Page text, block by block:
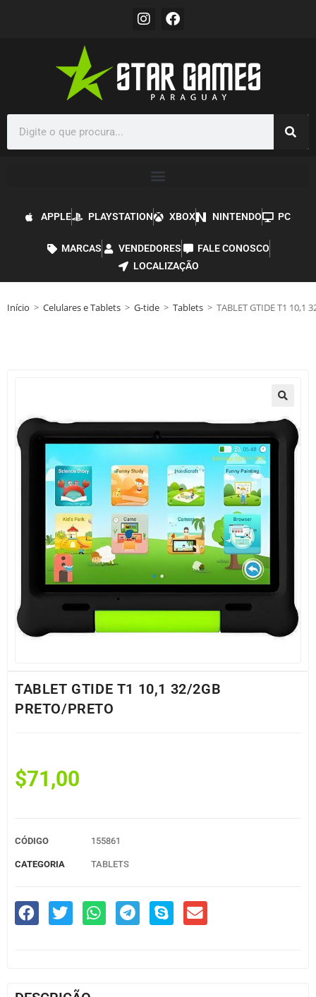
APPLE PLAYSTATION XBOX NINTENDO PC
MARCAS VENDEDORES
FALE CONOSCO
LOCALIZAÇÃO
Início > Celulares e Tablets > G-tide > Tablets > TABLET GTIDE T1 10,1
TABLET GTIDE T1 10,1 32/2GB
PRETO/PRETO
$71,00
CÓDIGO 155861
CATEGORIA TABLETS